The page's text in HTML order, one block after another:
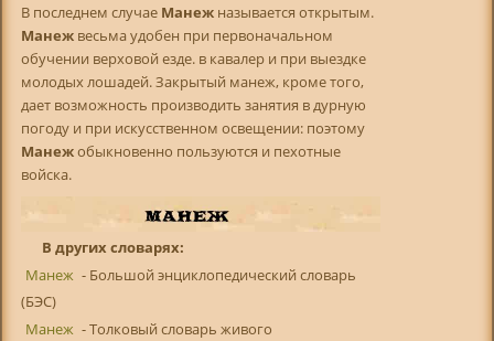
В последнем случае Манеж называется открытым.
Манеж весьма удобен при первоначальном
обучении верховой езде. в кавалер и при выездке
молодых лошадей. Закрытый манеж, кроме того,
дает возможность производить занятия в дурную
погоду и при искусственном освещении: поэтому
Манежобыкновенно пользуются и пехотные
войска.
В других словарях:
Манеж - Большой энциклопедический словарь
(БЭС)
Манеж - Толковый словарь живого